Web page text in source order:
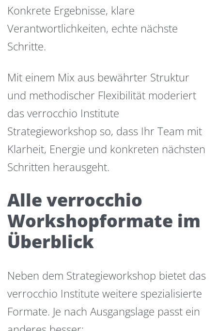
Konkrete Ergebnisse, klare
Verantwortlichkeiten, echte nächste
Schritte.
Mit einem Mix aus bewährter Struktur
und methodischer Flexibilität moderiert
das verrocchio Institute
Strategieworkshop so, dass Ihr Team mit
Klarheit, Energie und konkreten nächsten
Schritten herausgeht.
Alle verrocchio
Workshopformate im
Überblick
Neben dem Strategieworkshop bietet das
verrocchio Institute weitere spezialisierte
Formate. Je nach Ausgangslage passt ein